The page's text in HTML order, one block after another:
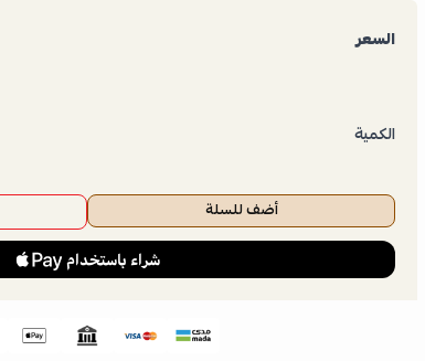
السعر
الكمية
أضف للسلة